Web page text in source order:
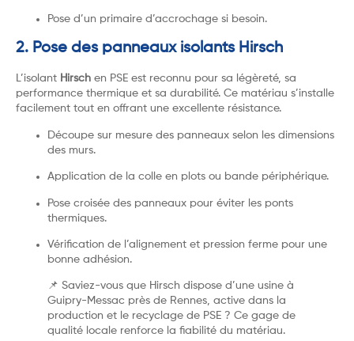
Pose d’un primaire d’accrochage si besoin.
2. Pose des panneaux isolants Hirsch
L’isolant Hirsch en PSE est reconnu pour sa légèreté, sa
performance thermique et sa durabilité. Ce matériau s’installe
facilement tout en offrant une excellente résistance.
Découpe sur mesure des panneaux selon les dimensions
des murs.
Application de la colle en plots ou bande périphérique.
Pose croisée des panneaux pour éviter les ponts
thermiques.
Vérification de l’alignement et pression ferme pour une
bonne adhésion.
📌 Saviez-vous que Hirsch dispose d’une usine à
Guipry-Messac près de Rennes, active dans la
production et le recyclage de PSE ? Ce gage de
qualité locale renforce la fiabilité du matériau.